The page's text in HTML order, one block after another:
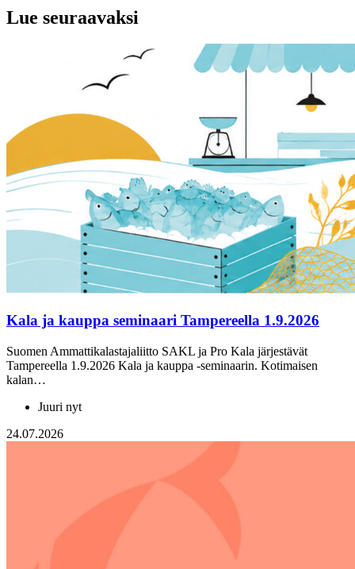
Lue seuraavaksi
Kala ja kauppa seminaari Tampereella 1.9.2026
Suomen Ammattikalastajaliitto SAKL ja Pro Kala järjestävät
Tampereella 1.9.2026 Kala ja kauppa -seminaarin. Kotimaisen
kalan…
Juuri nyt
24.07.2026